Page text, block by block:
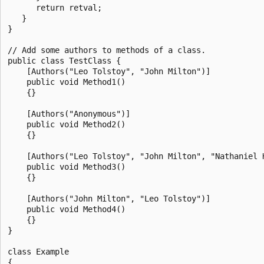
      return retval;
   }
}
// Add some authors to methods of a class.
public class TestClass {
    [Authors("Leo Tolstoy", "John Milton")]
    public void Method1()
    {}
    [Authors("Anonymous")]
    public void Method2()
    {}
[Authors("Leo Tolstoy", "John Milton", "Nathaniel
    public void Method3()
    {}
    [Authors("John Milton", "Leo Tolstoy")]
    public void Method4()
    {}
}
class Example
{